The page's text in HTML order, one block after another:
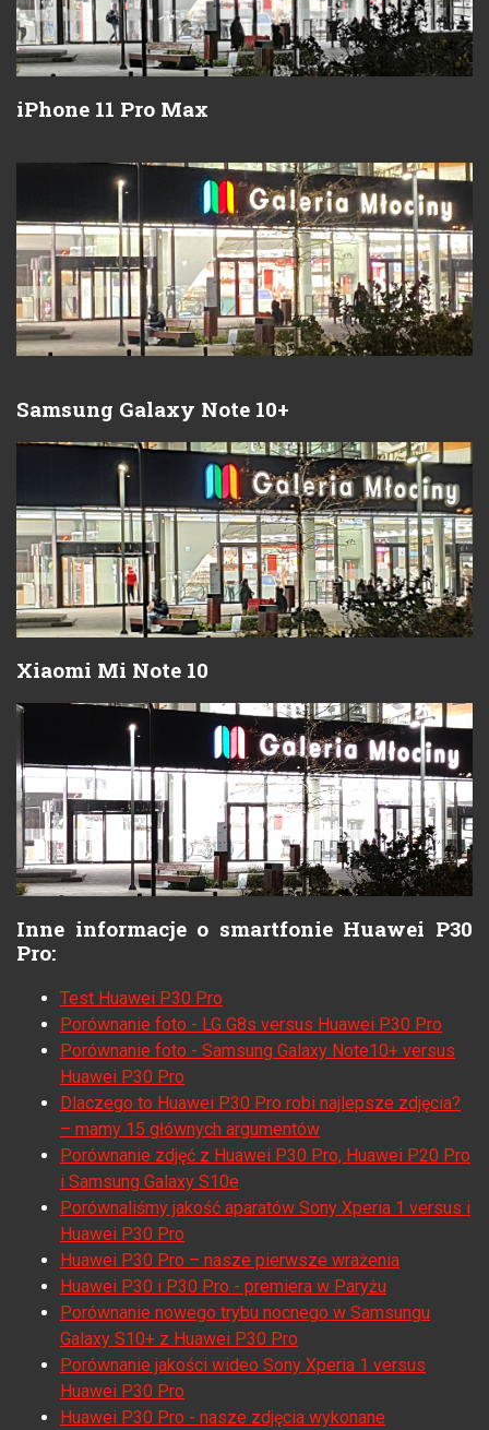
iPhone 11 Pro Max
Samsung Galaxy Note 10+
Xiaomi Mi Note 10
Inne informacje o smartfonie Huawei P30
Pro:
Test Huawei P30 Pro
Porównanie foto - LG G8s versus Huawei P30 Pro
Porównanie foto - Samsung Galaxy Note10+ versus
Huawei P30 Pro
Dlaczego to Huawei P30 Pro robi najlepsze zdjęcia?
– mamy 15 głównych argumentów
Porównanie zdjęć z Huawei P30 Pro, Huawei P20 Pro
i Samsung Galaxy S10e
Porównaliśmy jakość aparatów Sony Xperia 1 versus i
Huawei P30 Pro
Huawei P30 Pro – nasze pierwsze wrażenia
Huawei P30 i P30 Pro - premiera w Paryżu
Porównanie nowego trybu nocnego w Samsungu
Galaxy S10+ z Huawei P30 Pro
Porównanie jakości wideo Sony Xperia 1 versus
Huawei P30 Pro
Huawei P30 Pro - nasze zdjęcia wykonane